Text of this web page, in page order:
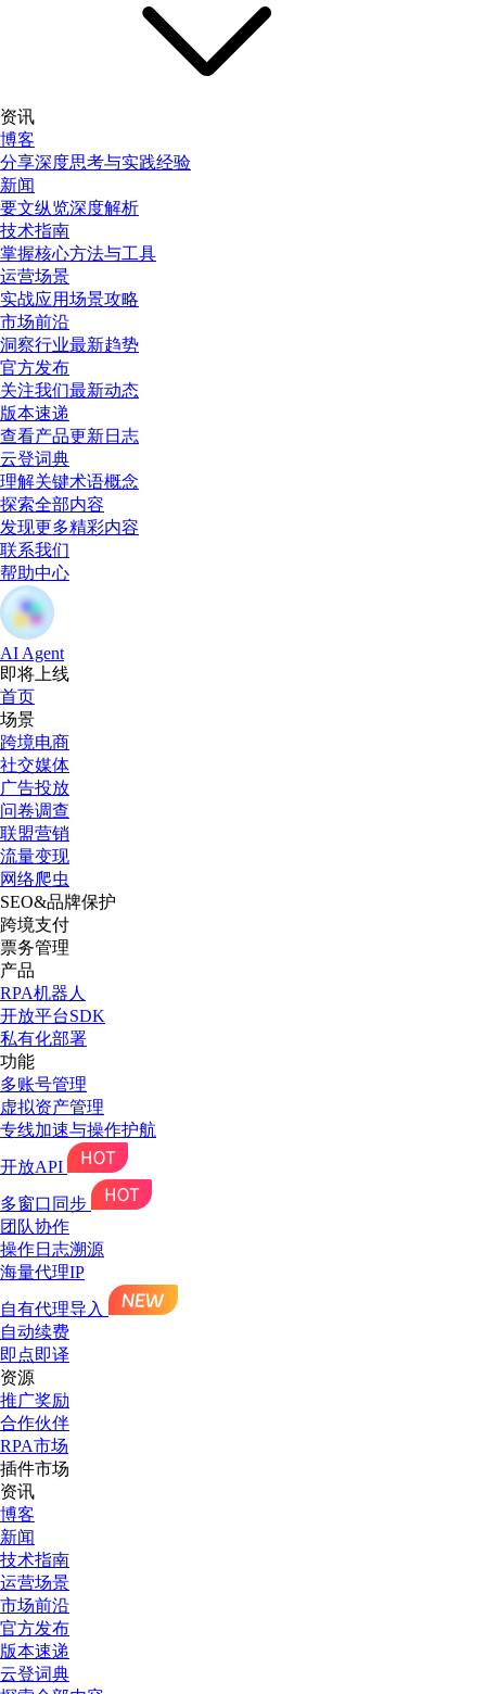
资讯
博客
分享深度思考与实践经验
新闻
要文纵览深度解析
技术指南
掌握核心方法与工具
运营场景
实战应用场景攻略
市场前沿
洞察行业最新趋势
官方发布
关注我们最新动态
版本速递
查看产品更新日志
云登词典
理解关键术语概念
探索全部内容
发现更多精彩内容
联系我们
帮助中心
AI Agent
即将上线
首页
场景
跨境电商
社交媒体
广告投放
问卷调查
联盟营销
流量变现
网络爬虫
SEO&品牌保护
跨境支付
票务管理
产品
RPA机器人
开放平台SDK
私有化部署
功能
多账号管理
虚拟资产管理
专线加速与操作护航
开放API
多窗口同步
团队协作
操作日志溯源
海量代理IP
自有代理导入
自动续费
即点即译
资源
推广奖励
合作伙伴
RPA市场
插件市场
资讯
博客
新闻
技术指南
运营场景
市场前沿
官方发布
版本速递
云登词典